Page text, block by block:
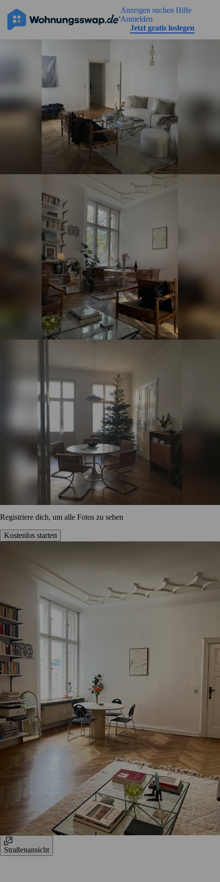
Anzeigen suchen Hilfe
Anmelden
Jetzt gratis loslegen
Registriere dich, um alle Fotos zu sehen
Kostenlos starten
Straßenansicht